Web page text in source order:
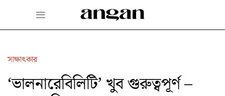
content
সাক্ষাৎকার
‘ভালনারেবিলিটি’ খুব গুরুত্বপূর্ণ –